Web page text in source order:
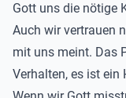
Gott uns die nötige
Auch wir vertrauen
mit uns meint. Das
Verhalten, es ist ein